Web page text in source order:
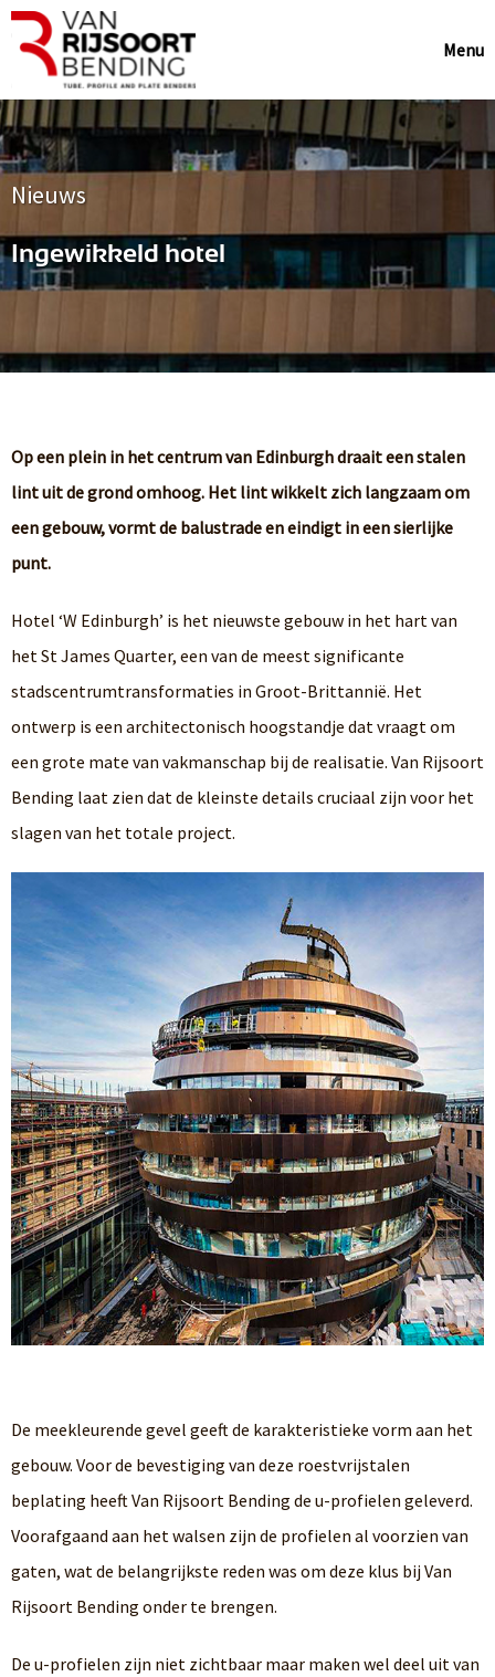
Menu
Nieuws
Ingewikkeld hotel
Op een plein in het centrum van Edinburgh draait een stalen
lint uit de grond omhoog. Het lint wikkelt zich langzaam om
een gebouw, vormt de balustrade en eindigt in een sierlijke
punt.
Hotel ‘W Edinburgh’ is het nieuwste gebouw in het hart van
het St James Quarter, een van de meest significante
stadscentrumtransformaties in Groot-Brittannië. Het
ontwerp is een architectonisch hoogstandje dat vraagt om
een grote mate van vakmanschap bij de realisatie. Van Rijsoort
Bending laat zien dat de kleinste details cruciaal zijn voor het
slagen van het totale project.
De meekleurende gevel geeft de karakteristieke vorm aan het
gebouw. Voor de bevestiging van deze roestvrijstalen
beplating heeft Van Rijsoort Bending de u-profielen geleverd.
Voorafgaand aan het walsen zijn de profielen al voorzien van
gaten, wat de belangrijkste reden was om deze klus bij Van
Rijsoort Bending onder te brengen.
De u-profielen zijn niet zichtbaar maar maken wel deel uit van